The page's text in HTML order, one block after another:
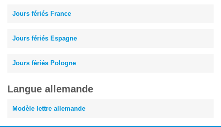
Jours fériés France
Jours fériés Espagne
Jours fériés Pologne
Langue allemande
Modèle lettre allemande